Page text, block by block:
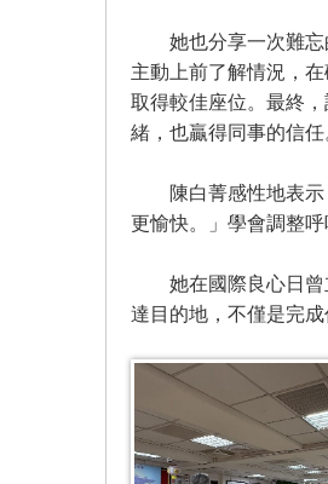
她也分享一次難忘的
主動上前了解情況，
取得較佳座位。最終
緒，也贏得同事的信任
陳白菁感性地表示：
更愉快。」學會調整
她在國際良心日曾立
達目的地，不僅是完